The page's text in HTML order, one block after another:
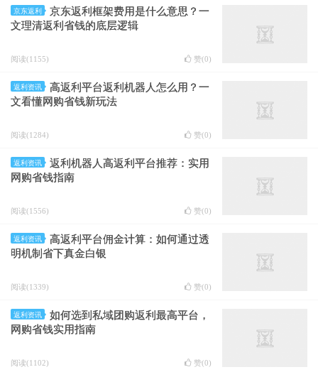
京东返利
京东返利框架费用是什么意思？一
文理清返利省钱的底层逻辑
阅读(1155) 赞(0)
返利资讯
高返利平台返利机器人怎么用？一
文看懂网购省钱新玩法
阅读(1284) 赞(0)
返利资讯
返利机器人高返利平台推荐：实用
网购省钱指南
阅读(1556) 赞(0)
返利资讯
高返利平台佣金计算：如何通过透
明机制省下真金白银
阅读(1339) 赞(0)
返利资讯
如何选到私域团购返利最高平台，
网购省钱实用指南
阅读(1102) 赞(0)